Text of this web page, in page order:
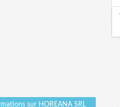
sur HOREANA SRL